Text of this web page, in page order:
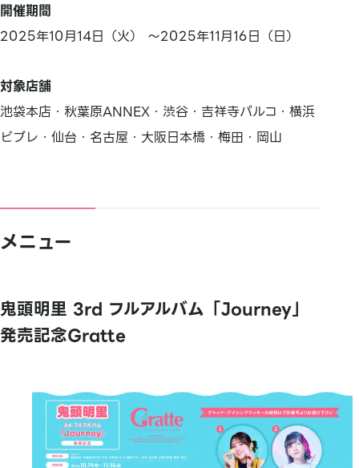
開催期間
2025年10月14日（火） ～2025年11月16日（日）
対象店舗
池袋本店・秋葉原ANNEX・渋谷・吉祥寺パルコ・横浜
ビブレ・仙台・名古屋・大阪日本橋・梅田・岡山
メニュー
鬼頭明里 3rd フルアルバム「Journey」
発売記念Gratte